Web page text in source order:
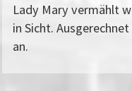
Lady Mary vermählt
in Sicht.
an.